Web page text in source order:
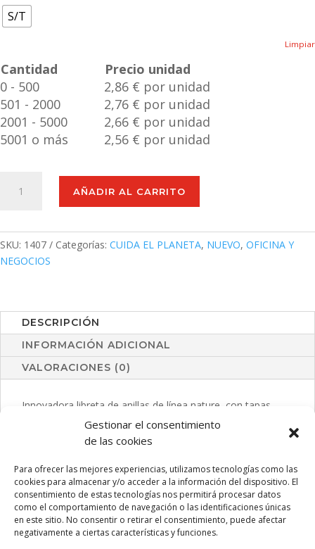
Gestionar el consentimiento
de las cookies
Para ofrecer las mejores experiencias, utilizamos tecnologías como las
cookies para almacenar y/o acceder a la información del dispositivo. El
consentimiento de estas tecnologías nos permitirá procesar datos
como el comportamiento de navegación o las identificaciones únicas
en este sitio. No consentir o retirar el consentimiento, puede afectar
negativamente a ciertas características y funciones.
S/T
Limpiar
Cantidad
Precio unidad
0 - 500
2,86 € por unidad
501 - 2000
2,76 € por unidad
2001 - 5000
2,66 € por unidad
5001 o más
2,56 € por unidad
Roshan
AÑADIR AL CARRITO
SKU: 1407 Categorías: CUIDA EL PLANETA, NUEVO, OFICINA Y
NEGOCIOS
DESCRIPCIÓN
INFORMACIÓN ADICIONAL
VALORACIONES (0)
Innovadora libreta de anillas de línea nature, con tapas
fabricadas en caña de trigo, para así fomentar la utilización
de materias primas naturales y reducir las emisiones
interiores lisas.
PRODUCTOS RELACIONADOS